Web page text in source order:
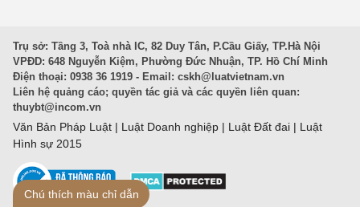
Trụ sở: Tầng 3, Toà nhà IC, 82 Duy Tân, P.Cầu Giấy, TP.Hà Nội
VPĐD: 648 Nguyễn Kiệm, Phường Đức Nhuận, TP. Hồ Chí Minh
Điện thoại: 0938 36 1919 - Email: cskh@luatvietnam.vn
Liên hệ quảng cáo; quyền tác giả và các quyền liên quan:
thuybt@incom.vn
Văn Bản Pháp Luật | Luật Doanh nghiệp | Luật Đất đai | Luật
Hình sự 2015
Chú thích màu chỉ dẫn